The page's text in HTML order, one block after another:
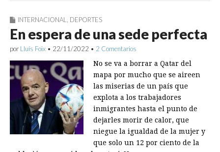
INTERNACIONAL DEPORTES
En espera de una sede perfecta
por Lluís Foix • 22/11/2022 • 2 Comentarios
No se va a borrar a Qatar del
mapa por mucho que se aireen
las miserias de un país que
explota a los trabajadores
inmigrantes hasta el punto de
dejarles morir de calor, que
niegue la igualdad de la mujer y
que solo un 12 por ciento de la